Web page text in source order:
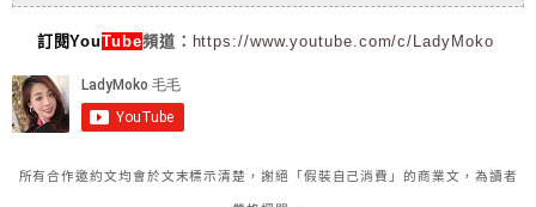
訂閱YouTube頻道： https://www.youtube.com/c/LadyMoko
所有合作邀約文均會於文末標示清楚，謝絕「假裝自己消費」的商業文，為讀者